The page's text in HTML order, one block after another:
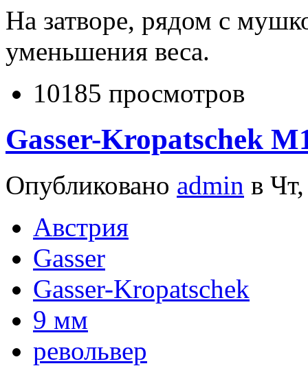
На затворе, рядом с
уменьшения веса.
10185 просмотров
Gasser-Kropatschek
Опубликовано admin в
Австрия
Gasser
Gasser-Kropatschek
9 мм
револьвер